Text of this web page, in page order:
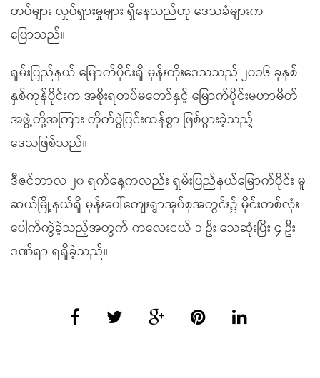
တပ်များ လှုပ်ရှားမှုများ ရှိနေသည်ဟု ဒေသခံများက
ပြောသည်။
ရှမ်းပြည်နယ် မြောက်ပိုင်းရှိ မုန်းကိုးဒေသသည် ၂၀၁၆ ခုနှစ်
နှစ်ကုန်ပိုင်းက အစိုးရတပ်မတော်နှင့် မြောက်ပိုင်းမဟာမိတ်
အဖွဲ့တို့အကြား တိုက်ပွဲပြင်းထန်စွာ ဖြစ်ပွားခဲ့သည့်
ဒေသဖြစ်သည်။
ဒီဇင်ဘာလ ၂၀ ရက်နေ့ကလည်း ရှမ်းပြည်နယ်မြောက်ပိုင်း မူ
ဆယ်မြို့နယ်ရှိ မုန်းပေါ်ကျေးရွာအုပ်စုအတွင်း၌ မိုင်းတစ်လုံး
ပေါက်ကွဲခဲ့သည့်အတွက် ကလေးငယ် ၁ ဦး သေဆုံးပြီး ၄ ဦး
ဒဏ်ရာ ရရှိခဲ့သည်။